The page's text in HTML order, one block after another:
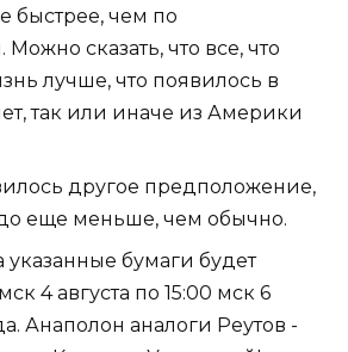
быстрее, чем по
сказать, что все, что
лучше, что появилось в
так или иначе из Америки
другое предположение,
еще меньше, чем обычно.
указанные бумаги будет
4 августа по 15:00 мск 6
Анаполон аналоги Реутов -